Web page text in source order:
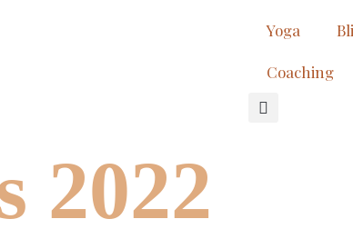
Yoga
Coaching
2022